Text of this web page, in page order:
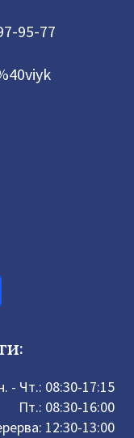
95-77
- Чт.: 08:30-17:15
Пт.: 08:30-16:00
12:30-13:00